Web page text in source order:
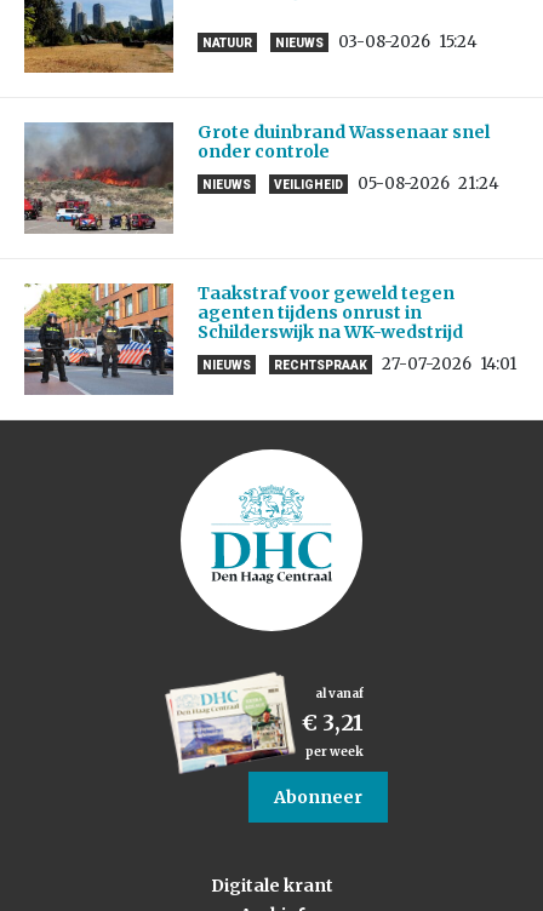
NATUUR NIEUWS 03-08-2026 15:24
Grote duinbrand Wassenaar snel
onder controle
NIEUWS VEILIGHEID 05-08-2026 21:24
Taakstraf voor geweld tegen
agenten tijdens onrust in
Schilderswijk na WK-wedstrijd
NIEUWS RECHTSPRAAK 27-07-2026 14:01
al vanaf
€ 3,21
per week
Abonneer
Digitale krant